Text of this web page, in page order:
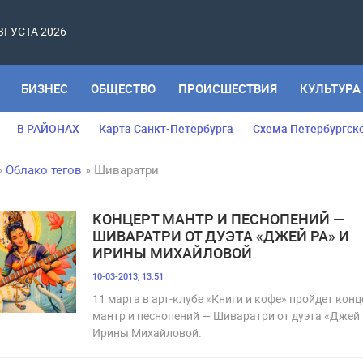
2026
БИЗНЕС ОБЩЕСТВО ПРОИСШЕСТВИЯ КУЛЬТУРА
В РАЙОНАХ Карта Санкт-Петербурга Схема
Облако тегов » Шиваратри
КОНЦЕРТ МАНТР И ПЕСНОПЕНИЙ —
ШИВАРАТРИ ОТ ДУЭТА «ДЖЕЙ РА» И
ИРИНЫ МИХАЙЛОВОЙ
10-03-2013, 13:51
11 марта в арт-клубе «Книги и кофе» пройдет
мантр и песнопений — Шиваратри от дуэта «Джей
Ирины Михайловой.